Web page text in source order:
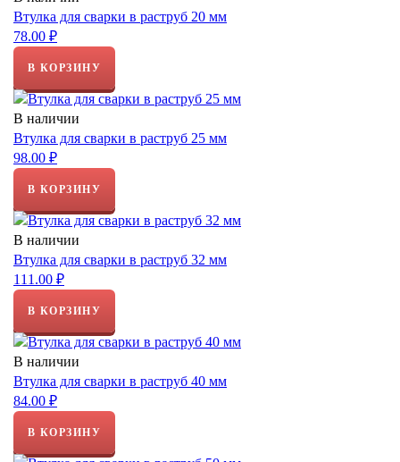
Втулка для сварки в раструб 20 мм
78.00 ₽
В КОРЗИНУ
В наличии
Втулка для сварки в раструб 25 мм
98.00 ₽
В КОРЗИНУ
В наличии
Втулка для сварки в раструб 32 мм
111.00 ₽
В КОРЗИНУ
В наличии
Втулка для сварки в раструб 40 мм
84.00 ₽
В КОРЗИНУ